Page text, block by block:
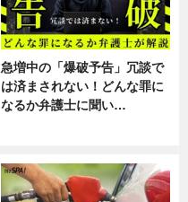
急増中の「爆破予告」冗談で
は済まされない！どんな罪に
なるか弁護士に聞い…